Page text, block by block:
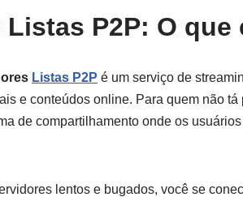
P2P: O que
Listas P2P é um serviço de
e conteúdos online. Para quem não tá
de compartilhamento onde os
lentos e bugados, você se